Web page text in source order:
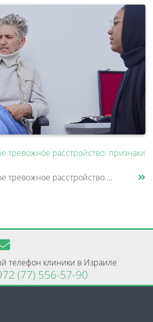
тревожное расстройство: признаки
Генерализованное тревожное расстройство — это состояние, при котором человек испытывает постоянное внутреннее напряжение......
телефон клиники в Израиле
(77) 556-57-90